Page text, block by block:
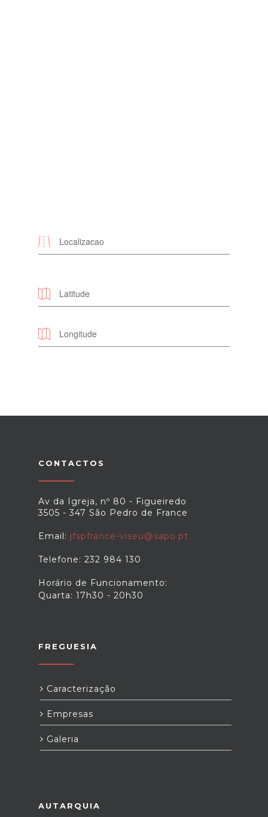
CONTACTOS
Av da Igreja, nº 80 - Figueiredo
3505 - 347 São Pedro de France
Email: jfspfrance-viseu@sapo.pt
Telefone: 232 984 130
Horário de Funcionamento:
Quarta: 17h30 - 20h30
FREGUESIA
Caracterização
Empresas
Galeria
AUTARQUIA